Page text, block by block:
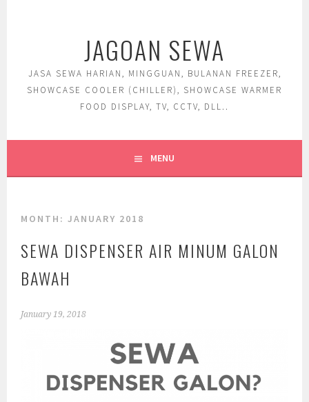
JAGOAN SEWA
JASA SEWA HARIAN, MINGGUAN, BULANAN FREEZER,
SHOWCASE COOLER (CHILLER), SHOWCASE WARMER
FOOD DISPLAY, TV, CCTV, DLL..
MENU
MONTH:JANUARY 2018
SEWA DISPENSER AIR MINUM GALON
BAWAH
January 19, 2018